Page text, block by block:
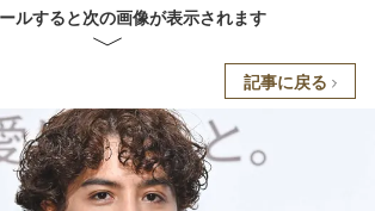
ルすると次の画像が表示されます
記事に戻る